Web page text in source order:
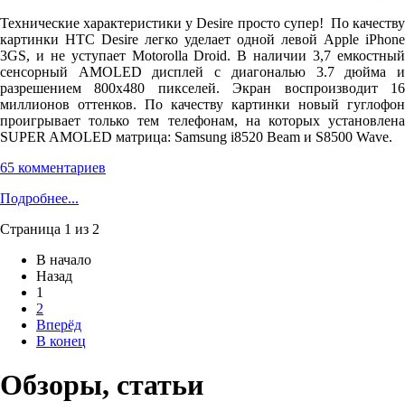
Технические характеристики у Desire просто супер! По качеству
картинки HTC Desire легко уделает одной левой Apple iPhone
3GS, и не уступает Motorolla Droid. В наличии 3,7 емкостный
сенсорный AMOLED дисплей с диагональю 3.7 дюйма и
разрешением 800x480 пикселей. Экран воспроизводит 16
миллионов оттенков. По качеству картинки новый гуглофон
проигрывает только тем телефонам, на которых установлена
SUPER AMOLED матрица: Samsung i8520 Beam и S8500 Wave.
65 комментариев
Подробнее...
Страница 1 из 2
В начало
Назад
1
2
Вперёд
В конец
Обзоры, статьи